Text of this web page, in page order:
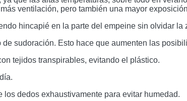
ventilación, pero también una mayor
hincapié en la parte del empeine sin olvidar la
sudoración. Esto hace que aumenten las
tejidos transpirables, evitando el plástico.
los dedos exhaustivamente para evitar humedad.